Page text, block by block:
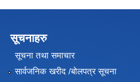
सूचनाहरु
सूचना तथा समाचार
सार्वजनिक खरीद /बोलपत्र सूचना